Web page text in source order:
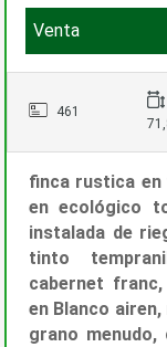
Venta
461
finca rustica en
en ecológico
instalada de
tinto
cabernet
en Blanco
grano menudo,